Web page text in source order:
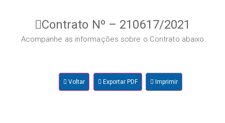
Contrato Nº – 210617/2021
Acompanhe as informações sobre o Contrato abaixo
Voltar Exportar PDF Imprimir